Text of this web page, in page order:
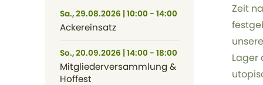
Sa., 29.08.2026 | 10:00 - 14:00
Ackereinsatz
So., 20.09.2026 | 14:00 - 18:00
Mitgliederversammlung &
Hoffest
Zeit
Lager